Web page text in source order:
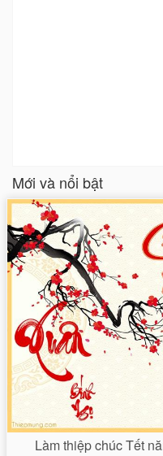
Mới và nổi bật
Làm thiệp chúc Tết